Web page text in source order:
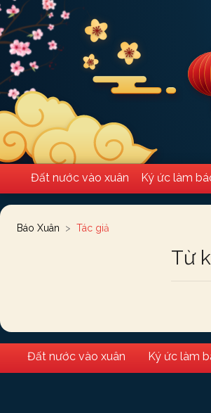
Đất nước vào xuân Ký ức làm
Báo Xuân Tác giả
Từ
Đất nước vào xuân Ký ức làm